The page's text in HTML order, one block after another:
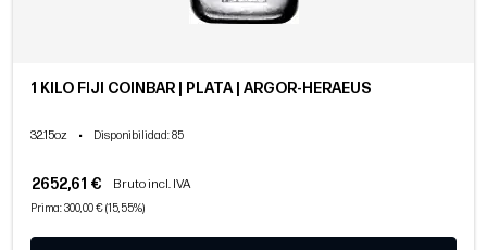
1 KILO FIJI COINBAR | PLATA | ARGOR-HERAEUS
32.15oz • Disponibilidad: 85
2652,61 € Bruto incl. IVA
Prima: 300,00 € (15,55%)